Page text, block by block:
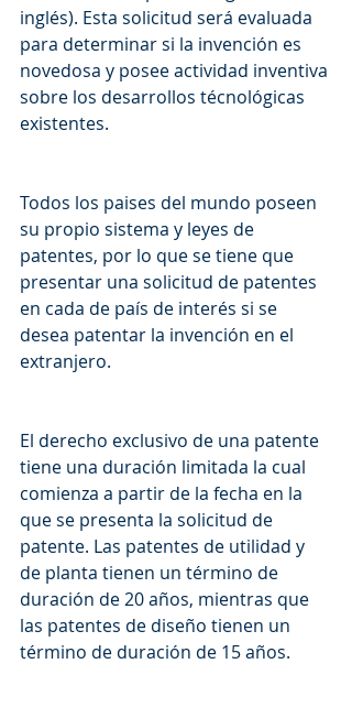
inglés). Esta solicitud será evaluada
para determinar si la invención es
novedosa y posee actividad inventiva
sobre los desarrollos técnológicas
existentes.
Todos los paises del mundo poseen
su propio sistema y leyes de
patentes, por lo que se tiene que
presentar una solicitud de patentes
en cada de país de interés si se
desea patentar la invención en el
extranjero.
El derecho exclusivo de una patente
tiene una duración limitada la cual
comienza a partir de la fecha en la
que se presenta la solicitud de
patente. Las patentes de utilidad y
de planta tienen un término de
duración de 20 años, mientras que
las patentes de diseño tienen un
término de duración de 15 años.